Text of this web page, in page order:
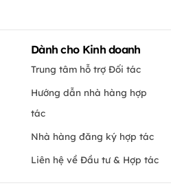
Dành cho Kinh doanh
Trung tâm hỗ trợ Đối tác
Hướng dẫn nhà hàng hợp
tác
Nhà hàng đăng ký hợp tác
Liên hệ về Đầu tư & Hợp tác